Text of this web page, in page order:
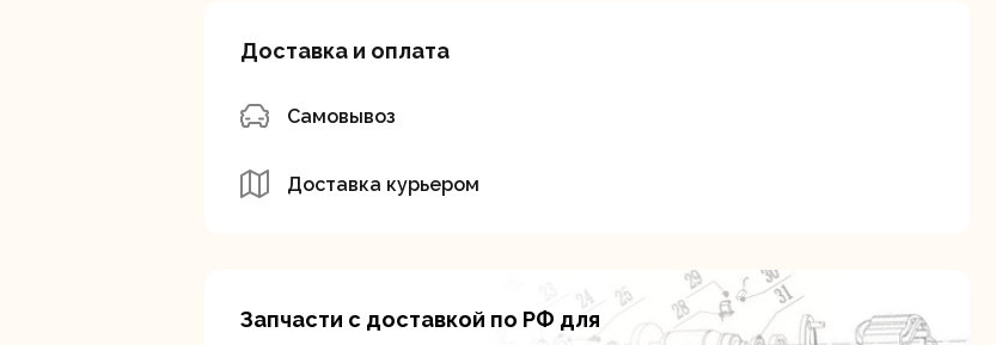
Доставка и оплата
Самовывоз
Доставка курьером
Запчасти с доставкой по РФ для